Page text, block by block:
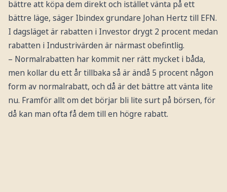
bättre att köpa dem direkt och istället vänta på ett
bättre läge, säger Ibindex grundare Johan Hertz till EFN.
I dagsläget är rabatten i Investor drygt 2 procent medan
rabatten i Industrivärden är närmast obefintlig.
– Normalrabatten har kommit ner rätt mycket i båda,
men kollar du ett år tillbaka så är ändå 5 procent någon
form av normalrabatt, och då är det bättre att vänta lite
nu. Framför allt om det börjar bli lite surt på börsen, för
då kan man ofta få dem till en högre rabatt.